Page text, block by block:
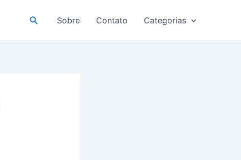
Pesquisar
Sobre Contato Categorias